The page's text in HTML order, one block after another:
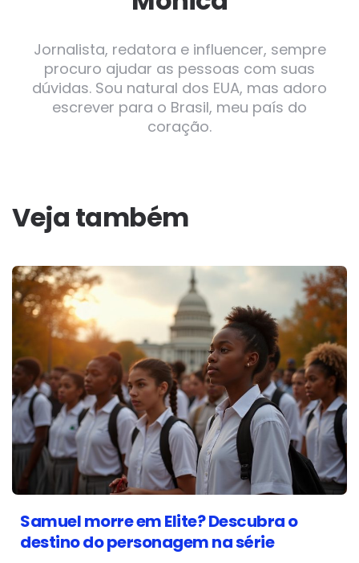
Jornalista, redatora e influencer, sempre
procuro ajudar as pessoas com suas
dúvidas. Sou natural dos EUA, mas adoro
escrever para o Brasil, meu país do
coração.
Veja também
Samuel morre em Elite? Descubra o
destino do personagem na série